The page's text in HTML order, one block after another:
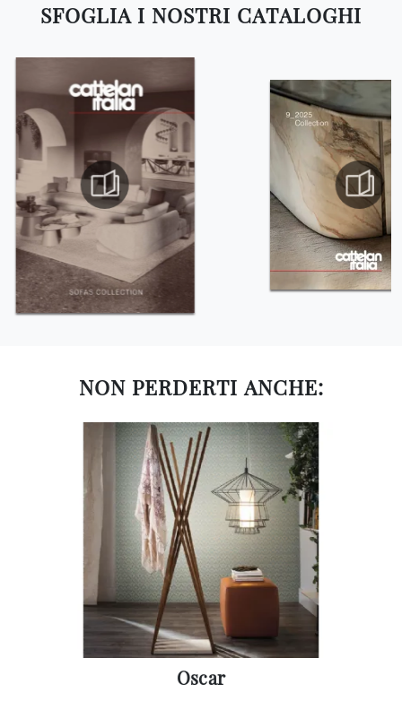
SFOGLIA I NOSTRI CATALOGHI
NON PERDERTI ANCHE:
Oscar